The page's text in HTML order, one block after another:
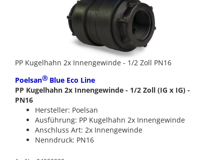
PP Kugelhahn 2x Innengewinde - 1/2 Zoll PN16
PoelsanⓇ Blue Eco Line
PP Kugelhahn 2x Innengewinde - 1/2 Zoll (IG x IG) -
PN16
Hersteller: Poelsan
Ausführung: PP Kugelhahn 2x Innengewinde
Anschluss Art: 2x Innengewinde
Nenndruck: PN16